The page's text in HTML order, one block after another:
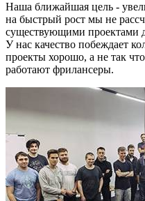
Наша ближайшая цель -
на быстрый рост мы не
существующими проектами
У нас качество побеждает
проекты хорошо, а не так
работают фрилансеры.